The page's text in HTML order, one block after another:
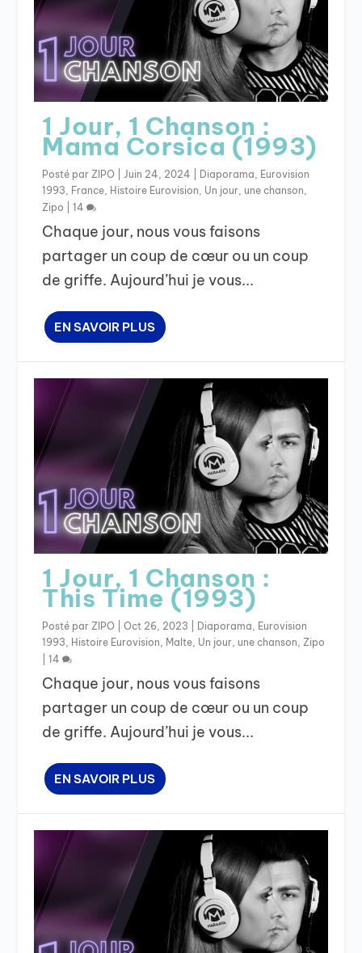
1 Jour, 1 Chanson :
Mama Corsica (1993)
Posté parZIPO Juin 24, 2024 Diaporama Eurovision
1993 France Histoire Eurovision Un jour, une chanson
Zipo |14
Chaque jour, nous vous faisons
partager un coup de cœur ou un coup
de griffe. Aujourd’hui je vous...
EN SAVOIR PLUS
1 Jour, 1 Chanson :
This Time (1993)
Posté parZIPO |Oct 26, 2023 Diaporama, Eurovision
1993, Histoire Eurovision, Malte, Un jour, une chanson,Zipo
|14
Chaque jour, nous vous faisons
partager un coup de cœur ou un coup
de griffe. Aujourd’hui je vous...
EN SAVOIR PLUS